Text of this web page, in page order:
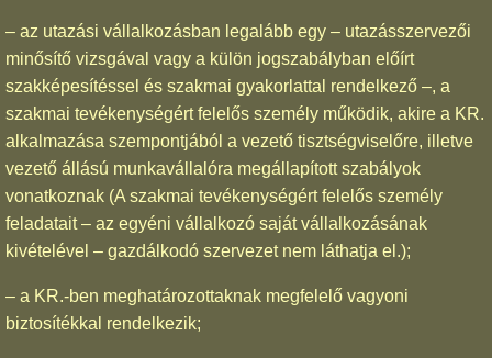
– az utazási vállalkozásban legalább egy – utazásszervezői
minősítő vizsgával vagy a külön jogszabályban előírt
szakképesítéssel és szakmai gyakorlattal rendelkező –, a
szakmai tevékenységért felelős személy működik, akire a KR.
alkalmazása szempontjából a vezető tisztségviselőre, illetve
vezető állású munkavállalóra megállapított szabályok
vonatkoznak (A szakmai tevékenységért felelős személy
feladatait – az egyéni vállalkozó saját vállalkozásának
kivételével – gazdálkodó szervezet nem láthatja el.);
– a KR.-ben meghatározottaknak megfelelő vagyoni
biztosítékkal rendelkezik;